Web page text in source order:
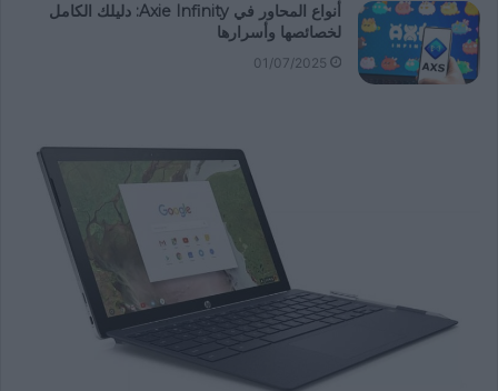
أنواع المحاور في Axie Infinity: دليلك الكامل
لخصائصها وأسرارها
01/07/2025